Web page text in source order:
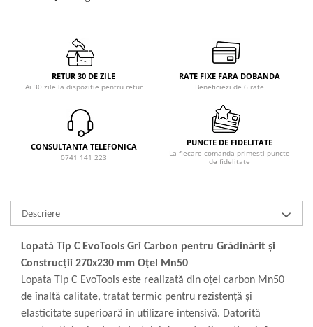
RETUR 30 DE ZILE
Ai 30 zile la dispozitie pentru retur
RATE FIXE FARA DOBANDA
Beneficiezi de 6 rate
CONSULTANTA TELEFONICA
0741 141 223
PUNCTE DE FIDELITATE
La fiecare comanda primesti puncte
de fidelitate
Descriere
Lopată Tip C EvoTools Gri Carbon pentru Grădinărit și
Construcții 270x230 mm Oțel Mn50
Lopata Tip C EvoTools este realizată din oțel carbon Mn50
de înaltă calitate, tratat termic pentru rezistență și
elasticitate superioară în utilizare intensivă. Datorită